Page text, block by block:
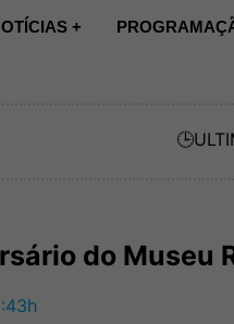
+
🕒
do Museu